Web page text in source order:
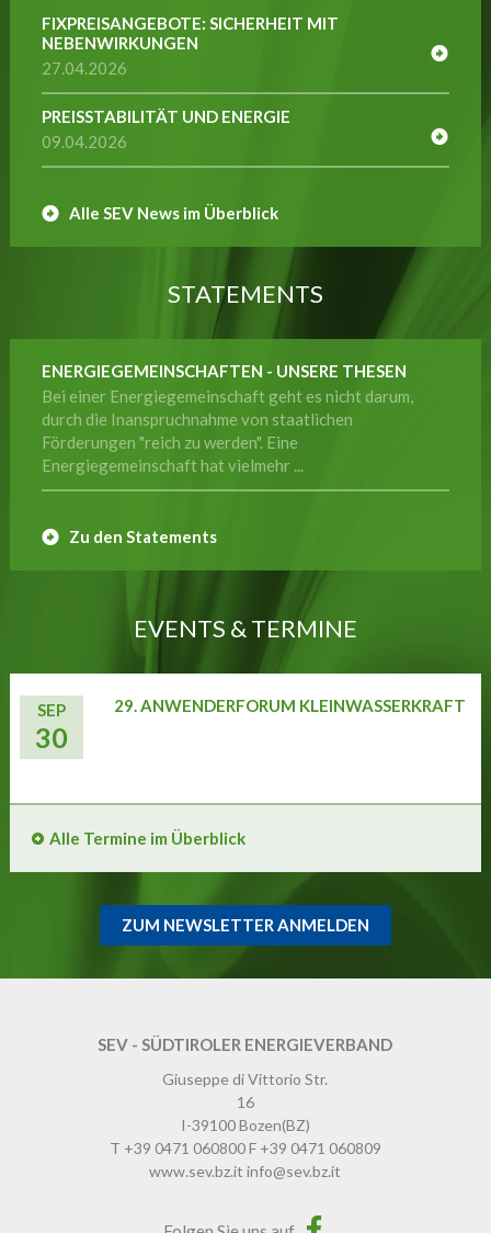
FIXPREISANGEBOTE: SICHERHEIT MIT
NEBENWIRKUNGEN
27.04.2026
PREISSTABILITÄT UND ENERGIE
09.04.2026
Alle SEV News im Überblick
STATEMENTS
ENERGIEGEMEINSCHAFTEN - UNSERE THESEN
Bei einer Energiegemeinschaft geht es nicht darum,
durch die Inanspruchnahme von staatlichen
Förderungen "reich zu werden". Eine
Energiegemeinschaft hat vielmehr ...
Zu den Statements
EVENTS & TERMINE
SEP
30
29. ANWENDERFORUM KLEINWASSERKRAFT
Alle Termine im Überblick
ZUM NEWSLETTER ANMELDEN
SEV - SÜDTIROLER ENERGIEVERBAND
Giuseppe di Vittorio Str.
16
I-39100Bozen(BZ)
T +39 0471 060800F +39 0471 060809
www.sev.bz.it info@sev.bz.it